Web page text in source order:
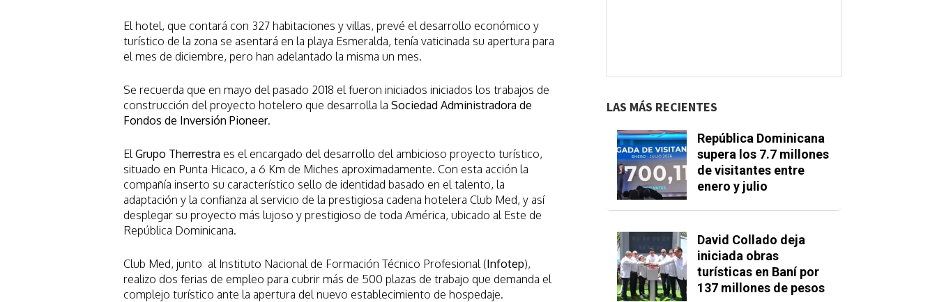
El hotel, que contará con 327 habitaciones y villas, prevé el desarrollo económico y
turístico de la zona se asentará en la playa Esmeralda, tenía vaticinada su apertura para
el mes de diciembre, pero han adelantado la misma un mes.
Se recuerda que en mayo del pasado 2018 el fueron iniciados iniciados los trabajos de
construcción del proyecto hotelero que desarrolla la Sociedad Administradora de
Fondos de Inversión Pioneer.
El Grupo Therrestra es el encargado del desarrollo del ambicioso proyecto turístico,
situado en Punta Hicaco, a 6 Km de Miches aproximadamente. Con esta acción la
compañía inserto su característico sello de identidad basado en el talento, la
adaptación y la confianza al servicio de la prestigiosa cadena hotelera Club Med, y así
desplegar su proyecto más lujoso y prestigioso de toda América, ubicado al Este de
República Dominicana.
Club Med, junto al Instituto Nacional de Formación Técnico Profesional (Infotep),
realizo dos ferias de empleo para cubrir más de 500 plazas de trabajo que demanda el
complejo turístico ante la apertura del nuevo establecimiento de hospedaje.
LAS MÁS RECIENTES
República Dominicana
supera los 7.7 millones
de visitantes entre
enero y julio
David Collado deja
iniciada obras
turísticas en Baní por
137 millones de pesos